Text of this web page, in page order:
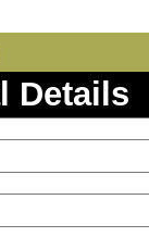
Details